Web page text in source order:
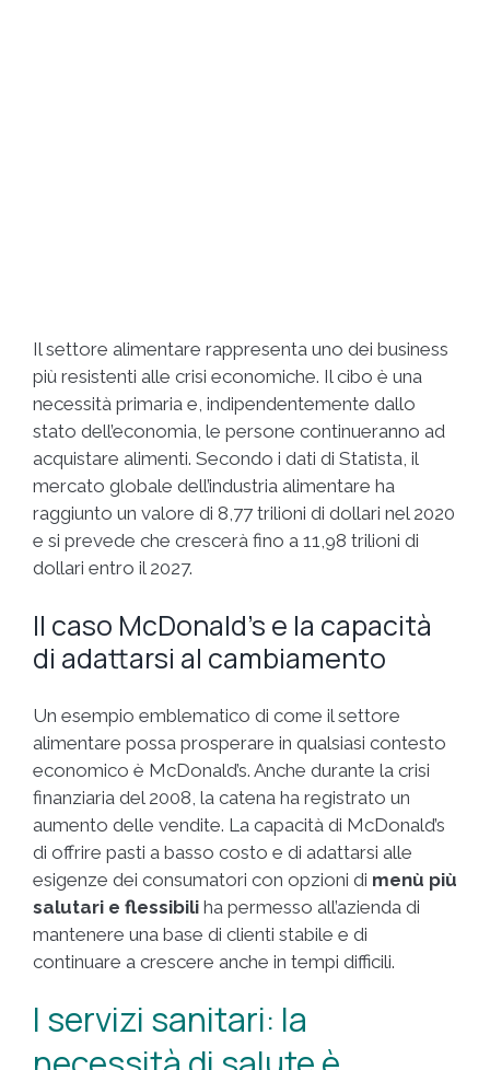
Il settore alimentare rappresenta uno dei business
più resistenti alle crisi economiche. Il cibo è una
necessità primaria e, indipendentemente dallo
stato dell’economia, le persone continueranno ad
acquistare alimenti. Secondo i dati di Statista, il
mercato globale dell’industria alimentare ha
raggiunto un valore di 8,77 trilioni di dollari nel 2020
e si prevede che crescerà fino a 11,98 trilioni di
dollari entro il 2027.
Il caso McDonald’s e la capacità
di adattarsi al cambiamento
Un esempio emblematico di come il settore
alimentare possa prosperare in qualsiasi contesto
economico è McDonald’s. Anche durante la crisi
finanziaria del 2008, la catena ha registrato un
aumento delle vendite. La capacità di McDonald’s
di offrire pasti a basso costo e di adattarsi alle
esigenze dei consumatori con opzioni di menù più
salutari e flessibili ha permesso all’azienda di
mantenere una base di clienti stabile e di
continuare a crescere anche in tempi difficili.
I servizi sanitari: la